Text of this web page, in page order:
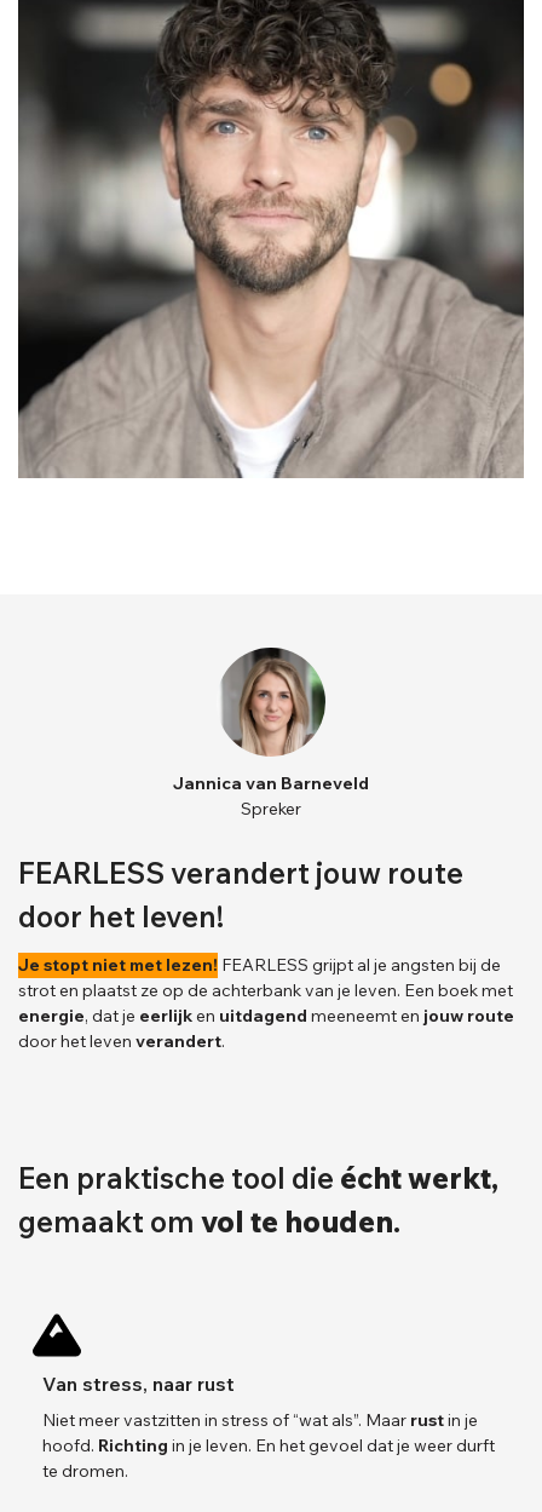
Jannica van Barneveld
Spreker
FEARLESS verandert jouw route
door het leven!
Je stopt niet met lezen! FEARLESS grijpt al je angsten bij de
strot en plaatst ze op de achterbank van je leven. Een boek met
energie, dat je eerlijken uitdagend meeneemt en jouw route
door het leven verandert.
Een praktische tool die écht werkt,
gemaakt om vol te houden.
Van stress, naar rust
Niet meer vastzitten in stress of “wat als”. Maar rustin je
hoofd. Richting in je leven. En het gevoel dat je weer durft
te dromen.